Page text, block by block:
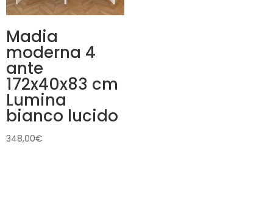
Madia
moderna 4
ante
172x40x83 cm
Lumina
bianco lucido
348,00€